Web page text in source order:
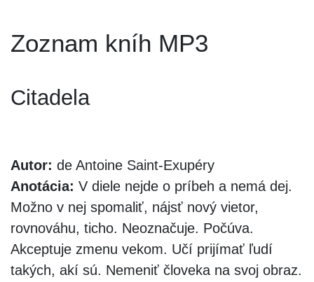
Zoznam kníh MP3
Citadela
Autor: de Antoine Saint-Exupéry
Anotácia: V diele nejde o príbeh a nemá dej.
Možno v nej spomaliť, nájsť nový vietor,
rovnováhu, ticho. Neoznačuje. Počúva.
Akceptuje zmenu vekom. Učí prijímať ľudí
takých, akí sú. Nemeniť človeka na svoj obraz.